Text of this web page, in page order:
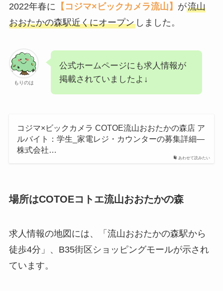
2022年春に 【コジマ×ビックカメラ流山】 が流山
おおたかの森駅近くにオープンしました。
もりのは
公式ホームページにも求人情報が
掲載されていましたよ↓
あわせて読みたい
コジマ×ビックカメラ COTOE流山おおたかの森店 ア
ルバイト：学生_家電レジ・カウンターの募集詳細―
株式会社…
場所はCOTOEコトエ流山おおたかの森
求人情報の地図には、「流山おおたかの森駅から
徒歩4分」、B35街区ショッピングモールが示され
ています。